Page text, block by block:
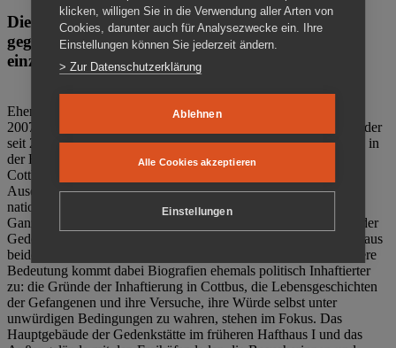
Die Gedenkstätte Zuchthaus Cottbus ist ein Ort
gegen das Vergessen. Anschaulich, nah und
einzigartig.
Ehemalige politische Häftlinge der DDR gründeten im Oktober
2007 den Verein Menschenrechtszentrum Cottbus e. V. (MRZ), der
seit 2011 Eigentümer des ehemaligen Gefängnisses (1860-2002) in
der Bautzener Straße und Träger der Gedenkstätte Zuchthaus
Cottbus ist. Im Zentrum der Arbeit der Gedenkstätte steht die
Auseinandersetzung mit politischem Unrecht während der
nationalsozialistischen Terrorherrschaft und der SED-Diktatur.
Ganzjährig zeigen mehrere Dauer- und Sonderausstellungen in der
Gedenkstätte Zuchthaus Cottbus Beispiele politischen Unrechts aus
beiden deutschen Diktaturen des 20. Jahrhunderts. Eine besondere
Bedeutung kommt dabei Biografien ehemals politisch Inhaftierter
zu: die Gründe der Inhaftierung in Cottbus, die Lebensgeschichten
der Gefangenen und ihre Versuche, ihre Würde selbst unter
unwürdigen Bedingungen zu wahren, stehen im Fokus. Das
Hauptgebäude der Gedenkstätte im früheren Hafthaus I und das
klicken, willigen Sie in die Verwendung aller Arten von
Cookies, darunter auch für Analysezwecke ein. Ihre
Einstellungen können Sie jederzeit ändern.
> Zur Datenschutzerklärung
Ablehnen
Alle Cookies akzeptieren
Einstellungen